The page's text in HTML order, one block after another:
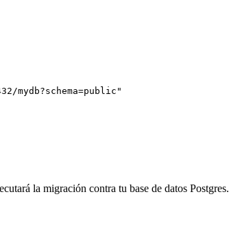
mydb?schema=public"
la migración contra tu base de datos Postgres.